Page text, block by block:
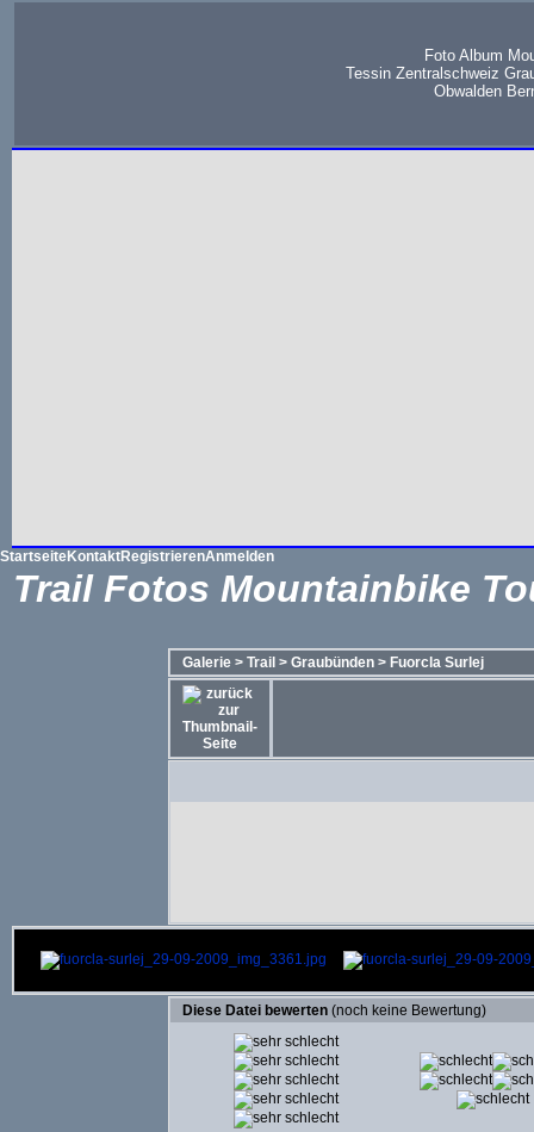
Foto Album
Tessin Zentralschweiz
Obwalden
StartseiteKontaktRegistrierenAnmelden
Trail Fotos Mountainbike
Galerie> Trail > Graubünden> Fuorcla Surlej
Diese Datei bewerten(noch keine Bewertung)